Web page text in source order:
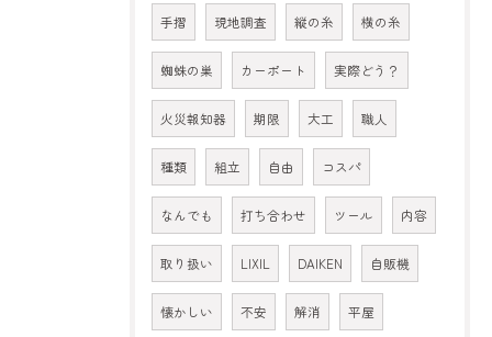
手摺 現地調査 縦の糸 横の糸
蜘蛛の巣 カーポート 実際どう？
火災報知器 期限 大工 職人
種類 組立 自由 コスパ
なんでも 打ち合わせ ツール 内容
取り扱い LIXIL DAIKEN 自販機
懐かしい 不安 解消 平屋